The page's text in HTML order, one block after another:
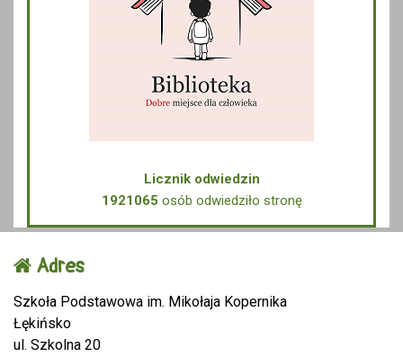
Licznik odwiedzin
1921065 osób odwiedziło stronę
Adres
Szkoła Podstawowa im. Mikołaja Kopernika
Łękińsko
ul. Szkolna 20